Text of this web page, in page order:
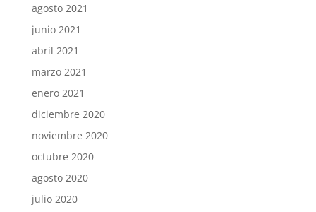
agosto 2021
junio 2021
abril 2021
marzo 2021
enero 2021
diciembre 2020
noviembre 2020
octubre 2020
agosto 2020
julio 2020